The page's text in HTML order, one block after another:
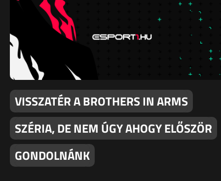
VISSZATÉR A BROTHERS IN ARMS
SZÉRIA, DE NEM ÚGY AHOGY ELŐSZÖR
GONDOLNÁNK